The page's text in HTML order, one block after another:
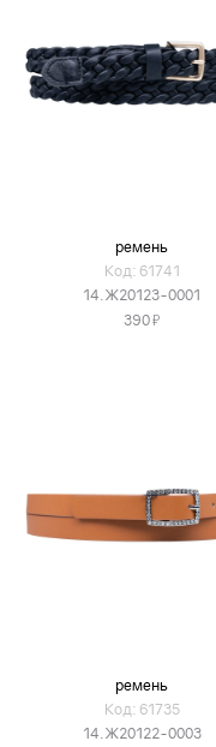
ремень
Код: 61741
14.Ж20123-0001
390Я
ремень
Код: 61735
14.Ж20122-0003